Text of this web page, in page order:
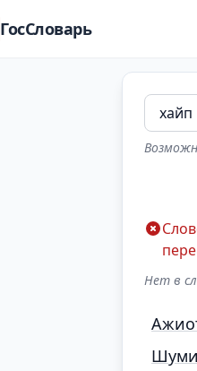
ГосСловарь
Нет в